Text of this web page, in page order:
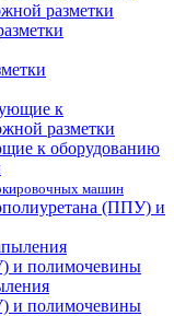
разметки
к оборудованию
машин
(ППУ) и
и полимочевины